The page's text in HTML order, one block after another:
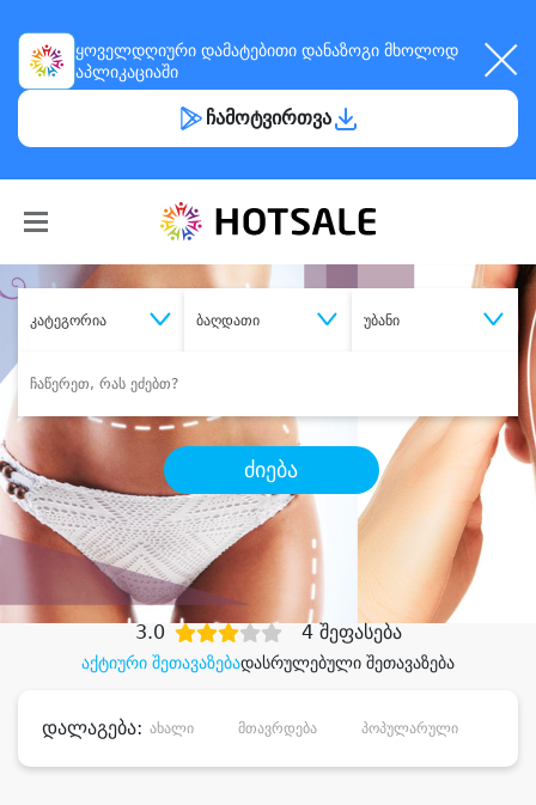
ყოველდღიური დამატებითი დანაზოგი მხოლოდ
აპლიკაციაში
ჩამოტვირთვა
კატეგორია ბაღდათი უბანი
ძიება
შეიძინესასურველი მომსახურება
დიდი დანაზოგით
აქტიური შეთავაზებადასრულებული შეთავაზება
3.0 4 შეფასება
დალაგება: ახალი მთავრდება პოპულარული